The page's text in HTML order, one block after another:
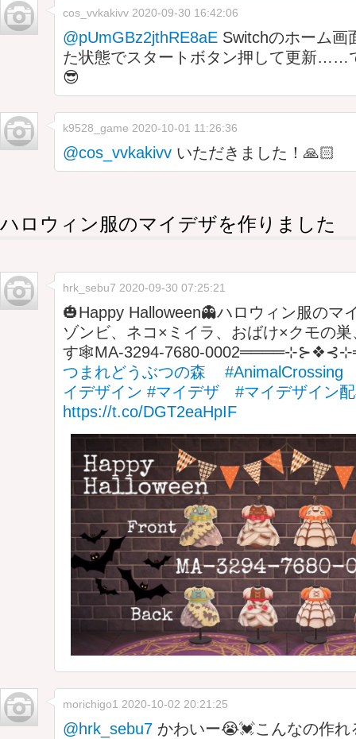
cos_vvkakivv 2020-09-30 16:42:06
@pUmGBz2jthRE8aE Switchのホーム画
た状態でスタートボタン押して更新……
😎
k9528_game 2020-10-01 11:26:36
@cos_vvkakivv いただきました！🙏🏻
ハロウィン服のマイデザを作りました
hrk_sebu7 2020-09-30 07:25:21
🎃Happy Halloween👻ハロウィン服のマ
ゾンビ、ネコ×ミイラ、おばけ×クモの
す🕸MA-3294-7680-
つまれどうぶつの森
#AnimalCrossing
イデザイン #マイデザ
#マイデザイン
https://t.co/DGT2eaHpIF
morichigo1 2020-10-02 20:21:25
@hrk_sebu7 かわいー😭💓こんなの作